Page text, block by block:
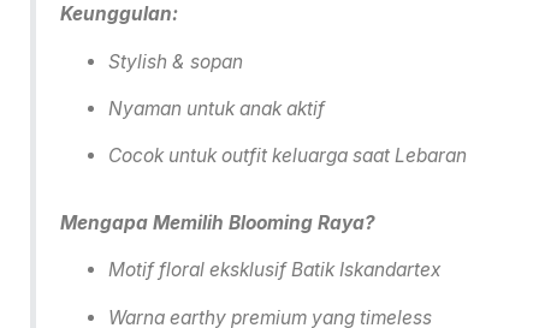
Keunggulan:
Stylish & sopan
Nyaman untuk anak aktif
Cocok untuk outfit keluarga saat Lebaran
Mengapa Memilih Blooming Raya?
Motif floral eksklusif Batik Iskandartex
Warna earthy premium yang timeless